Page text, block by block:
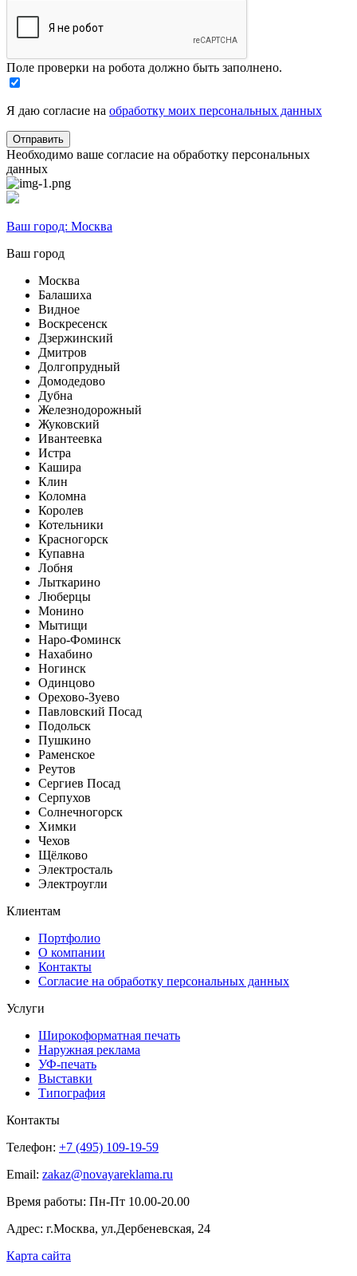
Поле проверки на робота должно быть заполнено.
Я даю согласие на обработку моих персональных данных
Необходимо ваше согласие на обработку персональных
данных
Ваш город: Москва
Ваш город
Москва
Балашиха
Видное
Воскресенск
Дзержинский
Дмитров
Долгопрудный
Домодедово
Дубна
Железнодорожный
Жуковский
Ивантеевка
Истра
Кашира
Клин
Коломна
Королев
Котельники
Красногорск
Купавна
Лобня
Лыткарино
Люберцы
Монино
Мытищи
Наро-Фоминск
Нахабино
Ногинск
Одинцово
Орехово-Зуево
Павловский Посад
Подольск
Пушкино
Раменское
Реутов
Сергиев Посад
Серпухов
Солнечногорск
Химки
Чехов
Щёлково
Электросталь
Электроугли
Клиентам
Портфолио
О компании
Контакты
Согласие на обработку персональных данных
Услуги
Широкоформатная печать
Наружная реклама
УФ-печать
Выставки
Типография
Контакты
Телефон: +7 (495) 109-19-59
Email: zakaz@novayareklama.ru
Время работы: Пн-Пт 10.00-20.00
Адрес: г.Москва, ул.Дербеневская, 24
Карта сайта